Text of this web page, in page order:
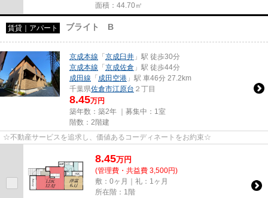
面積：44.70㎡
賃貸｜アパート ブライト B
京成本線 「 京成臼井 」駅 徒歩30分
京成本線 「 京成佐倉 」駅 徒歩44分
成田線 「 成田空港 」駅 車46分 27.2km
千葉県佐倉市江原台 ２丁目
8.45万円
築年数：築2年 ｜募集中： 1室
階数：2階建
☆不動産サービスを追求し、価値あるコーディネートをお約束☆
8.45万円
(管理費・共益費 3,500円)
敷：0ヶ月｜礼：1ヶ月
所在階：1階